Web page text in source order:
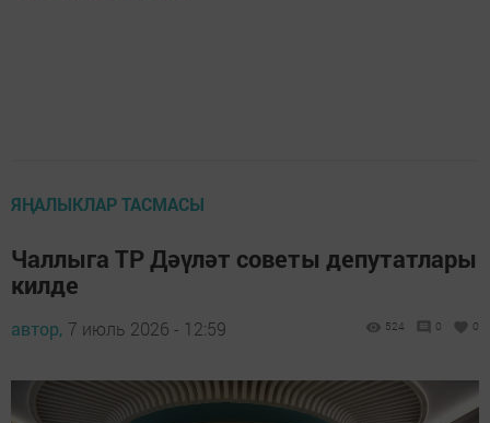
ЯҢАЛЫКЛАР ТАСМАСЫ
Чаллыга ТР Дәүләт советы депутатлары
килде
автор, 7 июль 2026 - 12:59 524 0 0